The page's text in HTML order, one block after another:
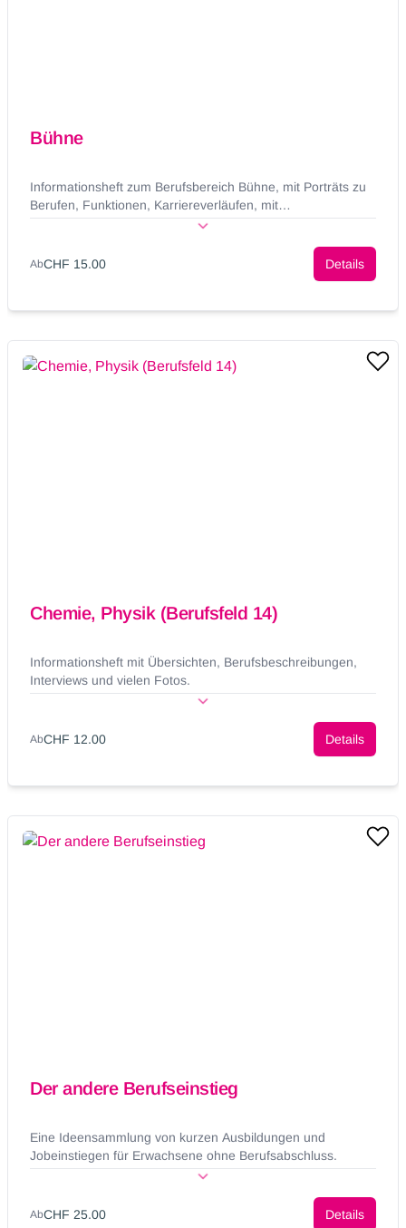
Bühne
Informationsheft zum Berufsbereich Bühne, mit Porträts zu
Berufen, Funktionen, Karriereverläufen, mit
Ausbildungstabellen und vielen Bildern.
AbCHF 15.00 Details
Chemie, Physik (Berufsfeld 14)
Informationsheft mit Übersichten, Berufsbeschreibungen,
Interviews und vielen Fotos.
AbCHF 12.00 Details
Der andere Berufseinstieg
Eine Ideensammlung von kurzen Ausbildungen und
Jobeinstiegen für Erwachsene ohne Berufsabschluss.
AbCHF 25.00 Details